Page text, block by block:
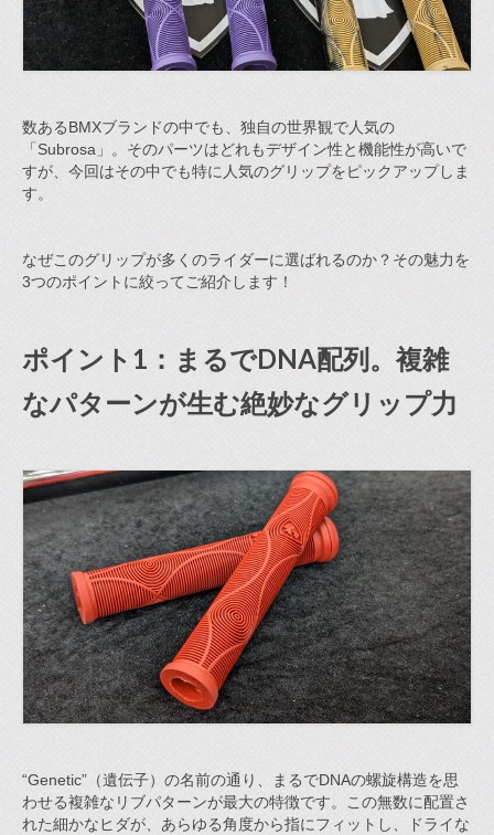
数あるBMXブランドの中でも、独自の世界観で人気の
「Subrosa」。そのパーツはどれもデザイン性と機能性が高いで
すが、今回はその中でも特に人気のグリップをピックアップしま
す。
なぜこのグリップが多くのライダーに選ばれるのか？その魅力を
3つのポイントに絞ってご紹介します！
ポイント1：まるでDNA配列。複雑
なパターンが生む絶妙なグリップ力
“Genetic”（遺伝子）の名前の通り、まるでDNAの螺旋構造を思
わせる複雑なリブパターンが最大の特徴です。この無数に配置さ
れた細かなヒダが、あらゆる角度から指にフィットし、ドライな